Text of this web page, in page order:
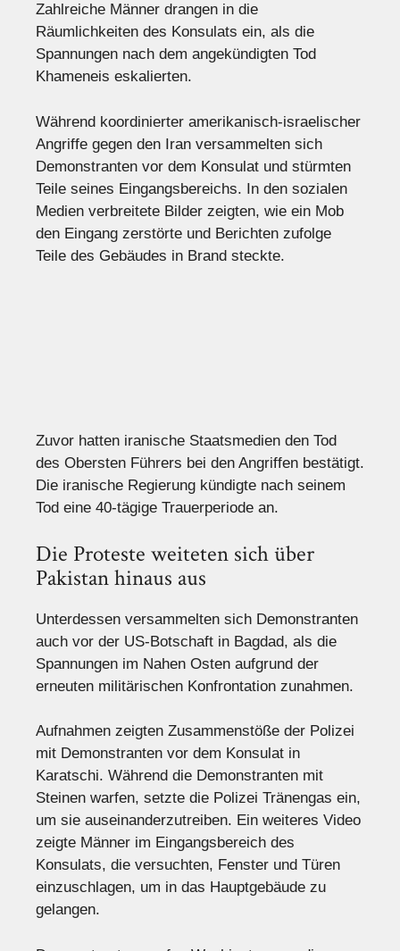
Zahlreiche Männer drangen in die
Räumlichkeiten des Konsulats ein, als die
Spannungen nach dem angekündigten Tod
Khameneis eskalierten.
Während koordinierter amerikanisch-israelischer
Angriffe gegen den Iran versammelten sich
Demonstranten vor dem Konsulat und stürmten
Teile seines Eingangsbereichs. In den sozialen
Medien verbreitete Bilder zeigten, wie ein Mob
den Eingang zerstörte und Berichten zufolge
Teile des Gebäudes in Brand steckte.
Zuvor hatten iranische Staatsmedien den Tod
des Obersten Führers bei den Angriffen bestätigt.
Die iranische Regierung kündigte nach seinem
Tod eine 40-tägige Trauerperiode an.
Die Proteste weiteten sich über
Pakistan hinaus aus
Unterdessen versammelten sich Demonstranten
auch vor der US-Botschaft in Bagdad, als die
Spannungen im Nahen Osten aufgrund der
erneuten militärischen Konfrontation zunahmen.
Aufnahmen zeigten Zusammenstöße der Polizei
mit Demonstranten vor dem Konsulat in
Karatschi. Während die Demonstranten mit
Steinen warfen, setzte die Polizei Tränengas ein,
um sie auseinanderzutreiben. Ein weiteres Video
zeigte Männer im Eingangsbereich des
Konsulats, die versuchten, Fenster und Türen
einzuschlagen, um in das Hauptgebäude zu
gelangen.